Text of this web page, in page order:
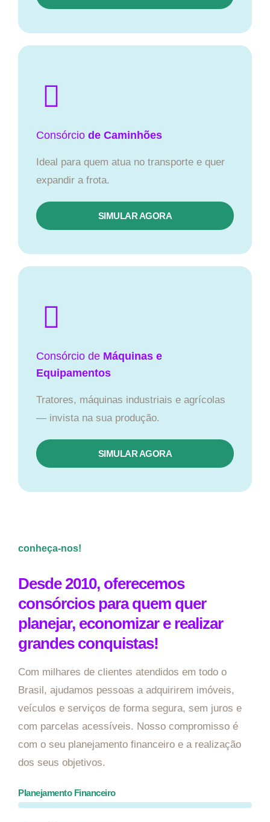
Consórcio de Caminhões
Ideal para quem atua no transporte e quer
expandir a frota.
SIMULAR AGORA
Consórcio de Máquinas e
Equipamentos
Tratores, máquinas industriais e agrícolas
— invista na sua produção.
SIMULAR AGORA
conheça-nos!
Desde 2010, oferecemos
consórcios para quem quer
planejar, economizar e realizar
grandes conquistas!
Com milhares de clientes atendidos em todo o
Brasil, ajudamos pessoas a adquirirem imóveis,
veículos e serviços de forma segura, sem juros e
com parcelas acessíveis. Nosso compromisso é
com o seu planejamento financeiro e a realização
dos seus objetivos.
Planejamento Financeiro